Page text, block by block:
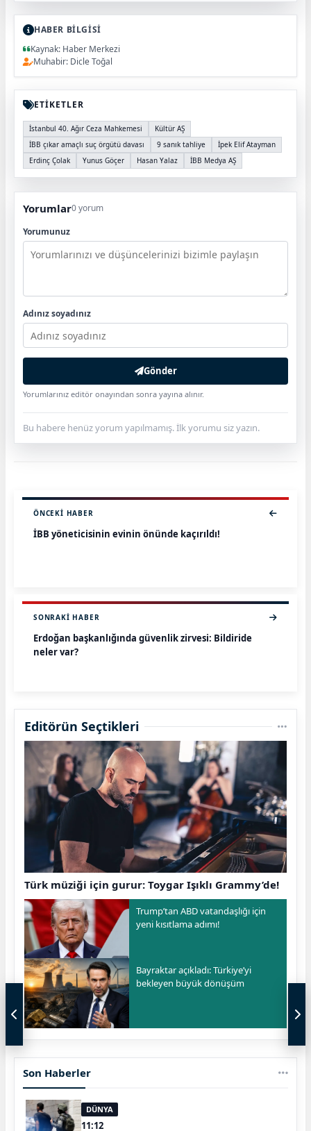
HABER BİLGİSİ
Kaynak: Haber Merkezi
Muhabir: Dicle Toğal
ETİKETLER
İstanbul 40. Ağır Ceza Mahkemesi
Kültür AŞ
İBB çıkar amaçlı suç örgütü davası
9 sanık tahliye
İpek Elif Atayman
Erdinç Çolak
Yunus Göçer Hasan Yalaz İBB Medya AŞ
Yorumlar0 yorum
Yorumunuz
Adınız soyadınız
Gönder
Yorumlarınız editör onayından sonra yayına alınır.
Bu habere henüz yorum yapılmamış. İlk yorumu siz yazın.
ÖNCEKI HABER
İBB yöneticisinin evinin önünde kaçırıldı!
SONRAKI HABER
Erdoğan başkanlığında güvenlik zirvesi: Bildiride
neler var?
Editörün Seçtikleri
Türk müziği için gurur: Toygar Işıklı Grammy’de!
Trump’tan ABD vatandaşlığı için
yeni kısıtlama adımı!
Bayraktar açıkladı: Türkiye’yi
bekleyen büyük dönüşüm
Son Haberler
DÜNYA
11:12